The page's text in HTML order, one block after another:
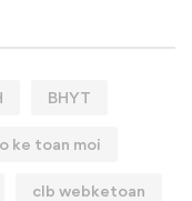
BHYT
ke toan moi
clb webketoan